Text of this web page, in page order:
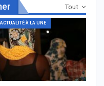
Tout
ACTUALITÉ À LA UNE